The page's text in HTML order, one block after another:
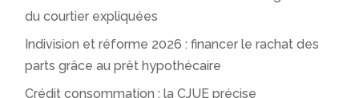
du courtier expliquées
Indivision et réforme 2026 : financer le rachat des
parts grâce au prêt hypothécaire
Crédit consommation : la CJUE précise